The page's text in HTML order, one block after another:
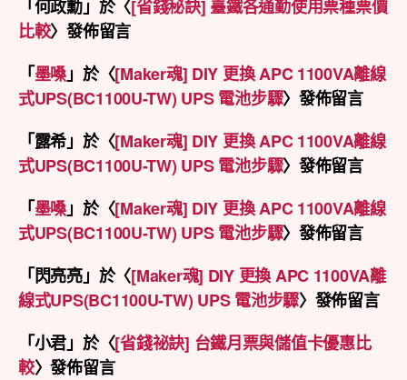
「何政勳」於〈[省錢秘訣] 臺鐵各通勤使用票種票價
比較〉發佈留言
「墨嗓」於〈[Maker魂] DIY 更換 APC 1100VA離線
式UPS(BC1100U-TW) UPS 電池步驟〉發佈留言
「露希」於〈[Maker魂] DIY 更換 APC 1100VA離線
式UPS(BC1100U-TW) UPS 電池步驟〉發佈留言
「墨嗓」於〈[Maker魂] DIY 更換 APC 1100VA離線
式UPS(BC1100U-TW) UPS 電池步驟〉發佈留言
「閃亮亮」於〈[Maker魂] DIY 更換 APC 1100VA離
線式UPS(BC1100U-TW) UPS 電池步驟〉發佈留言
「小君」於〈[省錢祕訣] 台鐵月票與儲值卡優惠比
較〉發佈留言